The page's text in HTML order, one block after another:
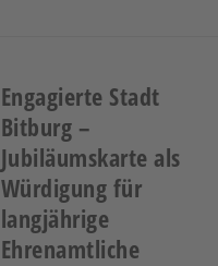
Engagierte Stadt
Bitburg –
Jubiläumskarte als
Würdigung für
langjährige
Ehrenamtliche